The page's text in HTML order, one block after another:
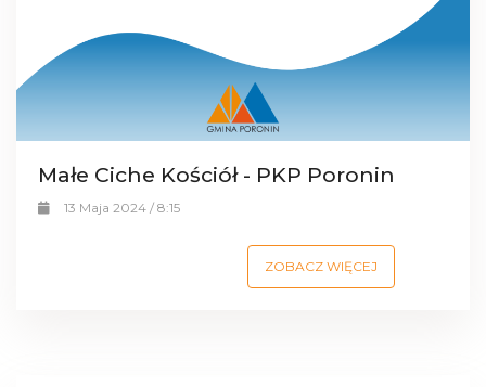
Małe Ciche Kościół - PKP Poronin
13 Maja 2024 / 8:15
ZOBACZ WIĘCEJ